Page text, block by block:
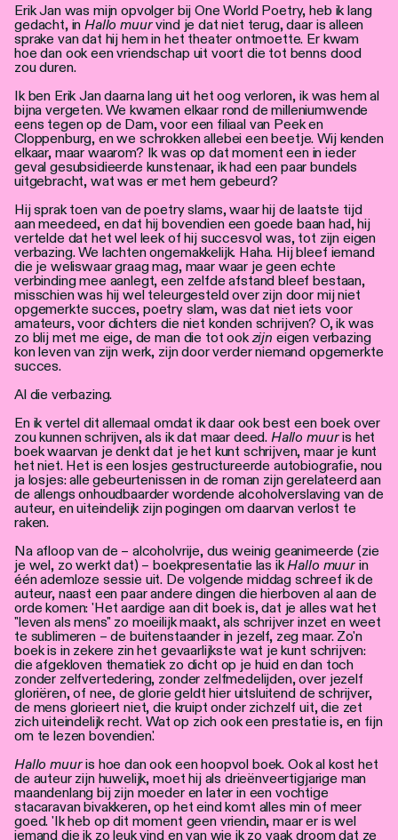
Erik Jan was mijn opvolger bij One World Poetry, heb ik lang
gedacht, in Hallo muurvind je dat niet terug, daar is alleen
sprake van dat hij hem in het theater ontmoette. Er kwam
hoe dan ook een vriendschap uit voort die tot benns dood
zou duren.
Ik ben Erik Jan daarna lang uit het oog verloren, ik was hem al
bijna vergeten. We kwamen elkaar rond de milleniumwende
eens tegen op de Dam, voor een filiaal van Peek en
Cloppenburg, en we schrokken allebei een beetje. Wij kenden
elkaar, maar waarom? Ik was op dat moment een in ieder
geval gesubsidieerde kunstenaar, ik had een paar bundels
uitgebracht, wat was er met hem gebeurd?
Hij sprak toen van de poetry slams, waar hij de laatste tijd
aan meedeed, en dat hij bovendien een goede baan had, hij
vertelde dat het wel leek of hij succesvol was, tot zijn eigen
verbazing. We lachten ongemakkelijk. Haha. Hij bleef iemand
die je weliswaar graag mag, maar waar je geen echte
verbinding mee aanlegt, een zelfde afstand bleef bestaan,
misschien was hij wel teleurgesteld over zijn door mij niet
opgemerkte succes, poetry slam, was dat niet iets voor
amateurs, voor dichters die niet konden schrijven? O, ik was
zo blij met me eige, de man die tot ook zijn eigen verbazing
kon leven van zijn werk, zijn door verder niemand opgemerkte
succes.
Al die verbazing.
En ik vertel dit allemaal omdat ik daar ook best een boek over
zou kunnen schrijven, als ik dat maar deed. Hallo muuris het
boek waarvan je denkt dat je het kunt schrijven, maar je kunt
het niet. Het is een losjes gestructureerde autobiografie, nou
ja losjes: alle gebeurtenissen in de roman zijn gerelateerd aan
de allengs onhoudbaarder wordende alcoholverslaving van de
auteur, en uiteindelijk zijn pogingen om daarvan verlost te
raken.
Na afloop van de – alcoholvrije, dus weinig geanimeerde (zie
je wel, zo werkt dat) – boekpresentatie las ik Hallo muurin
één ademloze sessie uit. De volgende middag schreef ik de
auteur, naast een paar andere dingen die hierboven al aan de
orde komen: 'Het aardige aan dit boek is, dat je alles wat het
"leven als mens" zo moeilijk maakt, als schrijver inzet en weet
te sublimeren – de buitenstaander in jezelf, zeg maar. Zo'n
boek is in zekere zin het gevaarlijkste wat je kunt schrijven:
die afgekloven thematiek zo dicht op je huid en dan toch
zonder zelfvertedering, zonder zelfmedelijden, over jezelf
gloriëren, of nee, de glorie geldt hier uitsluitend de schrijver,
de mens glorieert niet, die kruipt onder zichzelf uit, die zet
zich uiteindelijk recht. Wat op zich ook een prestatie is, en fijn
om te lezen bovendien.'
Hallo muuris hoe dan ook een hoopvol boek. Ook al kost het
de auteur zijn huwelijk, moet hij als drieënveertigjarige man
maandenlang bij zijn moeder en later in een vochtige
stacaravan bivakkeren, op het eind komt alles min of meer
goed. 'Ik heb op dit moment geen vriendin, maar er is wel
iemand die ik zo leuk vind en van wie ik zo vaak droom dat ze